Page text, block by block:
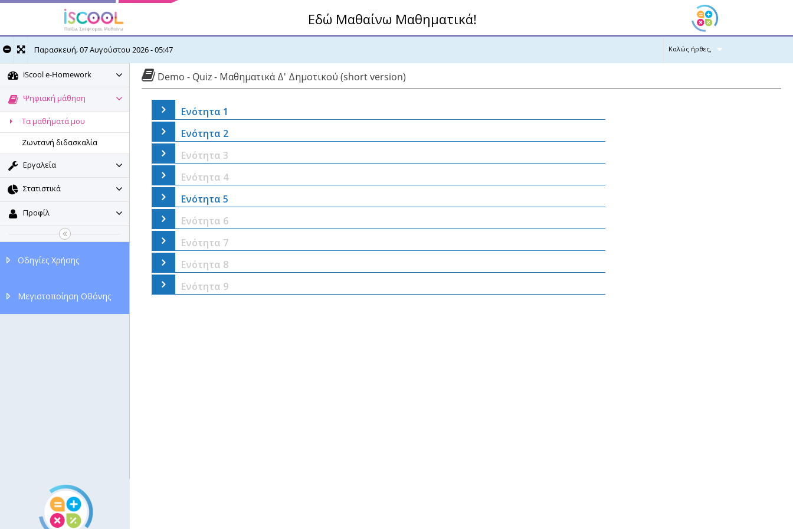
Εδώ Μαθαίνω Μαθηματικά!
Παρασκευή, 07 Αυγούστου 2026 - 05:47 Καλώς ήρθες,
iScool e-Homework
Ψηφιακή μάθηση
Τα μαθήματά μου
Ζωντανή διδασκαλία
Εργαλεία
Στατιστικά
Προφίλ
Οδηγίες Χρήσης
Μεγιστοποίηση Οθόνης
Demo - Quiz - Μαθηματικά Δ' Δημοτικού (short version)
Ενότητα 1
Ενότητα 2
Ενότητα 3
Ενότητα 4
Ενότητα 5
Ενότητα 6
Ενότητα 7
Ενότητα 8
Ενότητα 9